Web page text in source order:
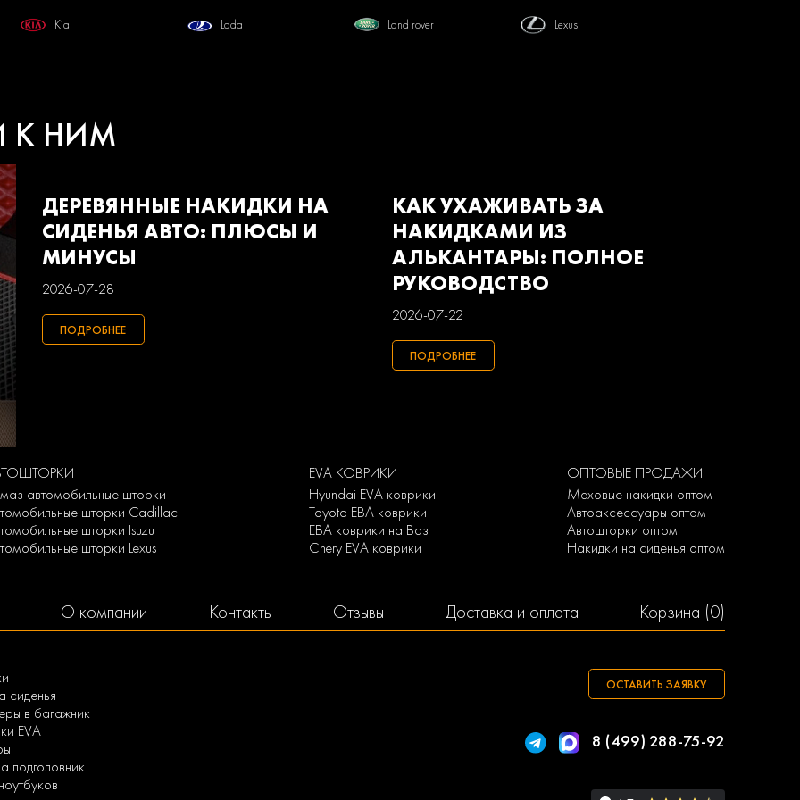
Kia Lada Land rover Lexus
Smart
К НИМ
ДЕРЕВЯННЫЕ НАКИДКИ НА
СИДЕНЬЯ АВТО: ПЛЮСЫ И
МИНУСЫ
2026-07-28
ПОДРОБНЕЕ
КАК УХАЖИВАТЬ ЗА
НАКИДКАМИ ИЗ
АЛЬКАНТАРЫ: ПОЛНОЕ
РУКОВОДСТВО
2026-07-22
ПОДРОБНЕЕ
автомобильные шторки
шторки Cadillac
шторки Isuzu
шторки Lexus
EVA КОВРИКИ
Hyundai EVA коврики
Toyota ЕВА коврики
ЕВА коврики на Ваз
Chery EVA коврики
ОПТОВЫЕ ПРОДАЖИ
Меховые накидки оптом
Автоаксессуары оптом
Автошторки оптом
Накидки на сиденья оптом
О компании Контакты Отзывы Доставка и оплата Корзина (0)
сиденья
в багажник
EVA
подголовник
ОСТАВИТЬ ЗАЯВКУ
8 (499) 288-75-92